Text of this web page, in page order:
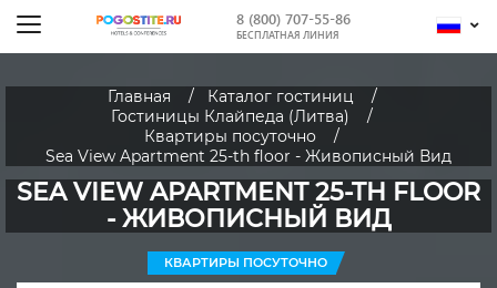
8 (800) 707-55-86
БЕСПЛАТНАЯ ЛИНИЯ
Главная
Каталог гостиниц
Гостиницы Клайпеда (Литва)
Квартиры посуточно
Sea View Apartment 25-th floor - Живописный Вид
SEA VIEW APARTMENT 25-TH FLOOR
- ЖИВОПИСНЫЙ ВИД
КВАРТИРЫ ПОСУТОЧНО